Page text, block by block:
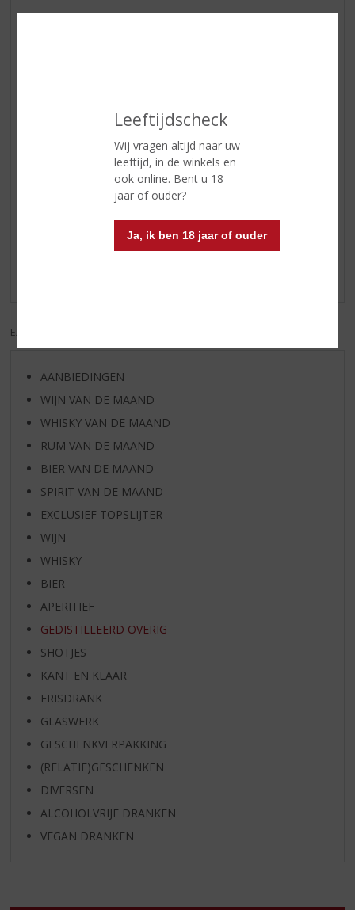
Leeftijdscheck
Wij vragen altijd naar uw
leeftijd, in de winkels en
ook online. Bent u 18
jaar of ouder?
Ja, ik ben 18 jaar of ouder
Heerlijke verrassing
Ik heb hem vanavond geproefd, en ik moet zeggen "echt
een heerlijke, zachte en smaakvolle verassing" een
aanrader voor iedereen die van whisky houdt" Ik heb hem
puur, met een heel klein beetje ijs gedronken, en ben echt
EXCL. BTW
AANBIEDINGEN
WIJN VAN DE MAAND
WHISKY VAN DE MAAND
RUM VAN DE MAAND
BIER VAN DE MAAND
SPIRIT VAN DE MAAND
EXCLUSIEF TOPSLIJTER
WIJN
WHISKY
BIER
APERITIEF
GEDISTILLEERD OVERIG
SHOTJES
KANT EN KLAAR
FRISDRANK
GLASWERK
GESCHENKVERPAKKING
(RELATIE)GESCHENKEN
DIVERSEN
ALCOHOLVRIJE DRANKEN
VEGAN DRANKEN